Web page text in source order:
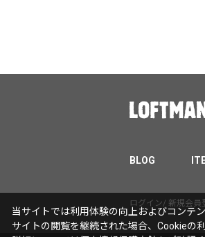
BLOG
ログイン/ 新規会員
当サイトでは利用体験の向上およびコンテ
サイトの閲覧を継続された場合、Cookieの